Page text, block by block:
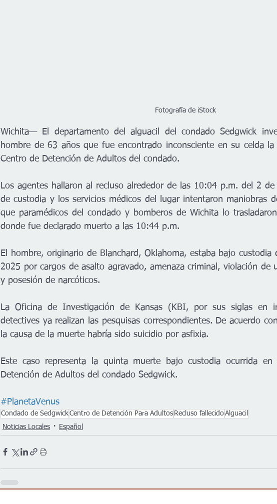
Fotografía de iStock
Wichita— El departamento del alguacil del condado Sedgwick
hombre de 63 años que fue encontrado inconsciente en su celda
Centro de Detención de Adultos del condado.
Los agentes hallaron al recluso alrededor de las 10:04 p.m. del 2 de
de custodia y los servicios médicos del lugar intentaron maniobras
que paramédicos del condado y bomberos de Wichita lo
donde fue declarado muerto a las 10:44 p.m.
El hombre, originario de Blanchard, Oklahoma, estaba bajo
2025 por cargos de asalto agravado, amenaza criminal, violación de
y posesión de narcóticos.
La Oficina de Investigación de Kansas (KBI, por sus siglas en
detectives ya realizan las pesquisas correspondientes. De acuerdo
la causa de la muerte habría sido suicidio por asfixia.
Este caso representa la quinta muerte bajo custodia ocurrida
Detención de Adultos del condado Sedgwick.
#PlanetaVenus
Condado de SedgwickCentro de Detención Para Adultos Recluso fallecidoAlguacil
Noticias Locales
Español